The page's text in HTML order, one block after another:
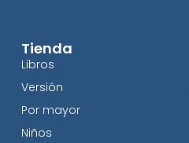
Tienda
Libros
Versión
Por mayor
Niños